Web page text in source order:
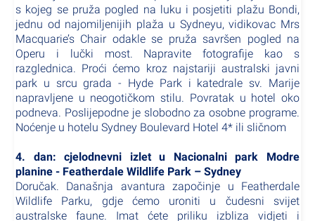
s kojeg se pruža pogled na luku i posjetiti plažu Bondi,
jednu od najomiljenijih plaža u Sydneyu, vidikovac Mrs
Macquarie’s Chair odakle se pruža savršen pogled na
Operu i lučki most. Napravite fotografije kao s
razglednica. Proći ćemo kroz najstariji australski javni
park u srcu grada - Hyde Park i katedrale sv. Marije
napravljene u neogotičkom stilu. Povratak u hotel oko
podneva. Poslijepodne je slobodno za osobne programe.
Noćenje u hotelu Sydney Boulevard Hotel 4* ili sličnom
4. dan: cjelodnevni izlet u Nacionalni park Modre
planine - Featherdale Wildlife Park – Sydney
Doručak. Današnja avantura započinje u Featherdale
Wildlife Parku, gdje ćemo uroniti u čudesni svijet
australske faune. Imat ćete priliku izbliza vidjeti i